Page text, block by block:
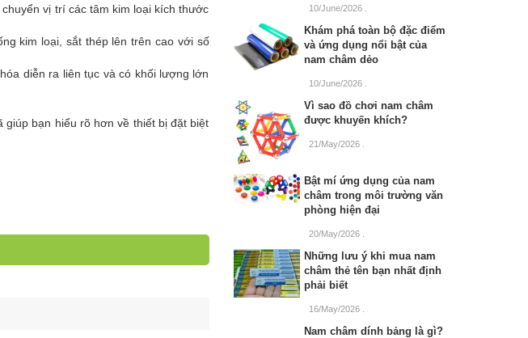
vị trí các tâm kim loại kích thước
kim loại, sắt thép lên trên cao với số
diễn ra liên tục và có khối lượng lớn
bạn hiểu rõ hơn về thiết bị đặt biệt
10/June/2026
Khám phá toàn bộ đặc điểm
và ứng dụng nổi bật của
nam châm dẻo
10/June/2026
Vì sao đồ chơi nam châm
được khuyến khích?
21/May/2026
Bật mí ứng dụng của nam
châm trong môi trường văn
phòng hiện đại
20/May/2026
Những lưu ý khi mua nam
châm thẻ tên bạn nhất định
phải biết
16/May/2026
Nam châm dính bảng là gì?